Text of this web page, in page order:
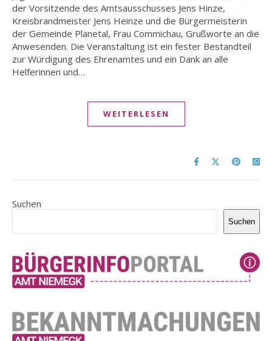
der Vorsitzende des Amtsausschusses Jens Hinze,
Kreisbrandmeister Jens Heinze und die Bürgermeisterin
der Gemeinde Planetal, Frau Commichau, Grußworte an die
Anwesenden. Die Veranstaltung ist ein fester Bestandteil
zur Würdigung des Ehrenamtes und ein Dank an alle
Helferinnen und…
WEITERLESEN
Suchen
Suchen